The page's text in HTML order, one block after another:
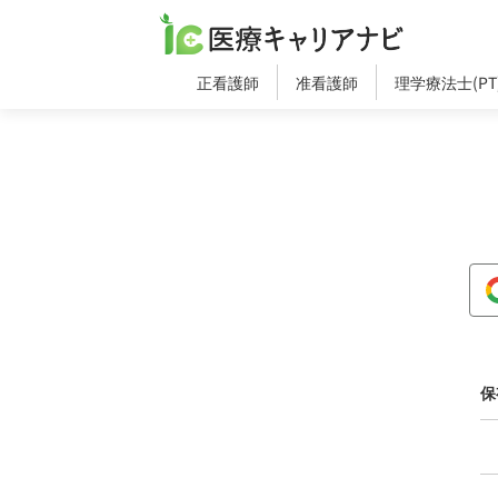
正看護師 准看護師 理学療法士